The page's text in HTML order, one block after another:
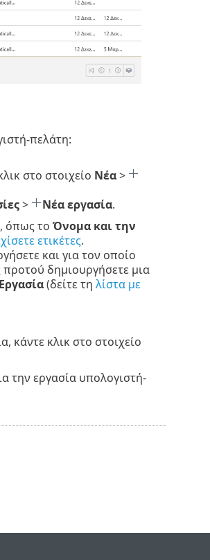
πελάτη:
στο στοιχείο Νέα>
> Νέα εργασία.
όπως το Όνομα και την
ετικέτες.
και για τον οποίο
προτού δημιουργήσετε μια
Εργασία(δείτε τη λίστα με
κάντε κλικ στο στοιχείο
την εργασία υπολογιστή-